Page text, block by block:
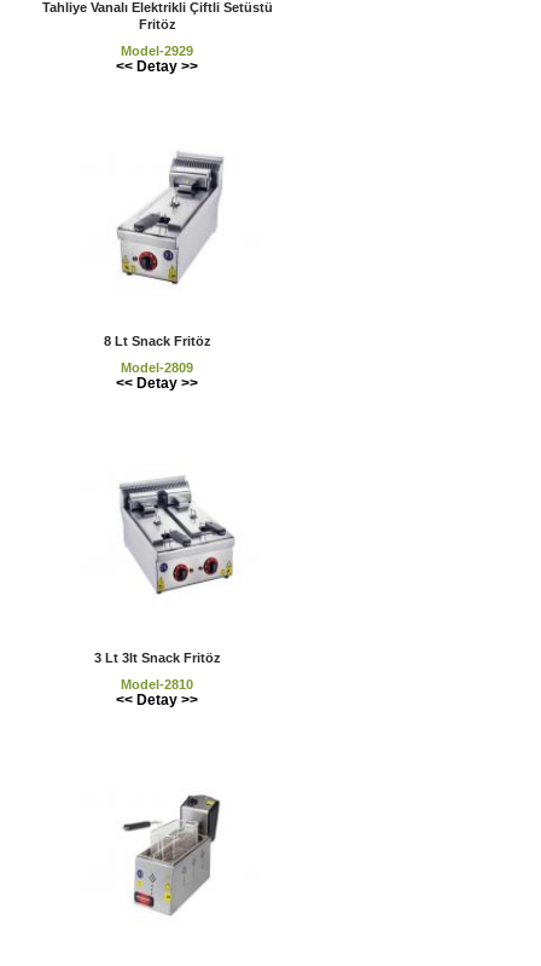
Tahliye Vanalı Elektrikli Çiftli Setüstü
Fritöz
Model-2929
<< Detay >>
8 Lt Snack Fritöz
Model-2809
<< Detay >>
3 Lt 3lt Snack Fritöz
Model-2810
<< Detay >>